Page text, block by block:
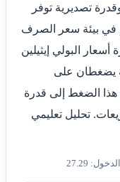
تصديرية توفر
في بيئة سعر الصرف
البولي إيثيلين
يضغطان على
الضغط إلى قدرة
تحليل تعليمي
27.29